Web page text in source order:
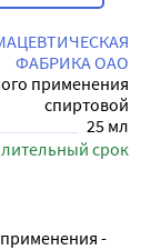
ФАБРИКА ОАО
применения
спиртовой
25 мл
срок
-